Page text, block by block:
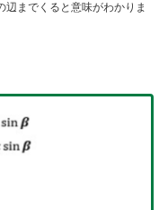
までくると意味がわかりま